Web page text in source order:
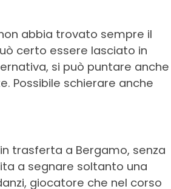
abbia trovato sempre il
certo essere lasciato in
si può puntare anche
Possibile schierare anche
trasferta a Bergamo, senza
a segnare soltanto una
giocatore che nel corso